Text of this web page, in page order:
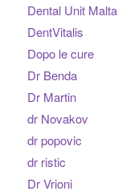
Dental Unit Malta
DentVitalis
Dopo le cure
Dr Benda
Dr Martin
dr Novakov
dr popovic
dr ristic
Dr Vrioni